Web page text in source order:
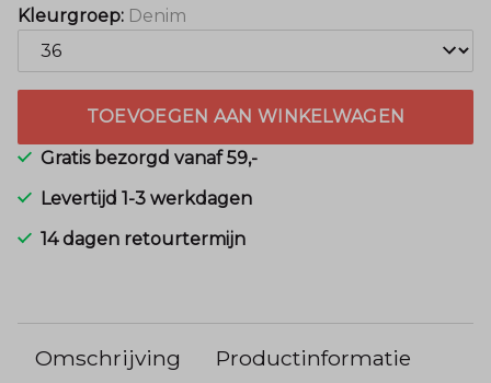
Kleurgroep: Denim
TOEVOEGEN AAN WINKELWAGEN
Gratis bezorgd vanaf 59,-
Levertijd 1-3 werkdagen
14 dagen retourtermijn
Omschrijving Productinformatie